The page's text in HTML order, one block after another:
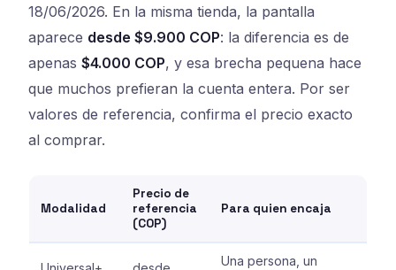
18/06/2026. En la misma tienda, la pantalla
aparece desde $9.900 COP: la diferencia es de
apenas $4.000 COP, y esa brecha pequena hace
que muchos prefieran la cuenta entera. Por ser
valores de referencia, confirma el precio exacto
al comprar.
Modalidad
Precio de
referencia
(COP)
Para quien encaja
Una persona, un